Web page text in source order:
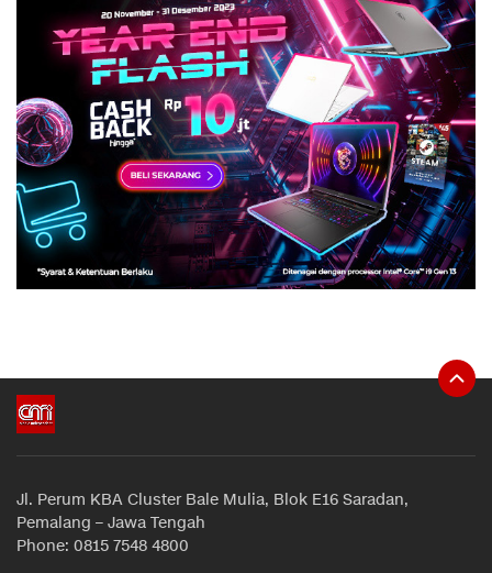
Jl. Perum KBA Cluster Bale Mulia, Blok E16 Saradan,
Pemalang – Jawa Tengah
Phone: 0815 7548 4800